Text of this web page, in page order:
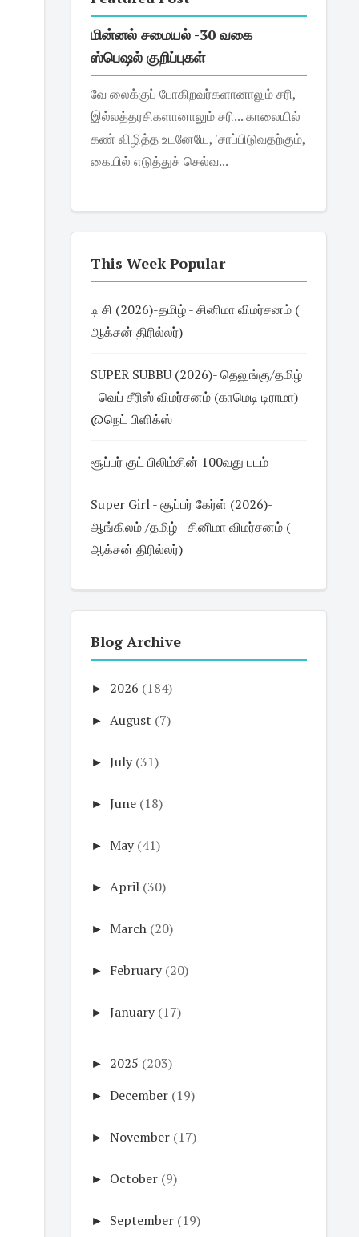
மின்னல் சமையல் -30 வகை
ஸ்பெஷல் குறிப்புகள்
வே லைக்குப் போகிறவர்களானாலும் சரி,
இல்லத்தரசிகளானாலும் சரி... காலையில்
கண் விழித்த உடனேயே, 'சாப்பிடுவதற்கும்,
கையில் எடுத்துச் செல்வ...
This Week Popular
டி சி (2026)-தமிழ் - சினிமா விமர்சனம் (
ஆக்சன் திரில்லர்)
SUPER SUBBU (2026)- தெலுங்கு/தமிழ்
- வெப் சீரிஸ் விமர்சனம் (காமெடி டிராமா)
@நெட் பிளிக்ஸ்
சூப்பர் குட் பிலிம்சின் 100வது படம்
Super Girl - சூப்பர் கேர்ள் (2026)-
ஆங்கிலம் /தமிழ் - சினிமா விமர்சனம் (
ஆக்சன் திரில்லர்)
Blog Archive
► 2026 (184)
► August (7)
► July (31)
► June (18)
► May (41)
► April (30)
► March (20)
► February (20)
► January (17)
► 2025 (203)
► December (19)
► November (17)
► October (9)
► September (19)